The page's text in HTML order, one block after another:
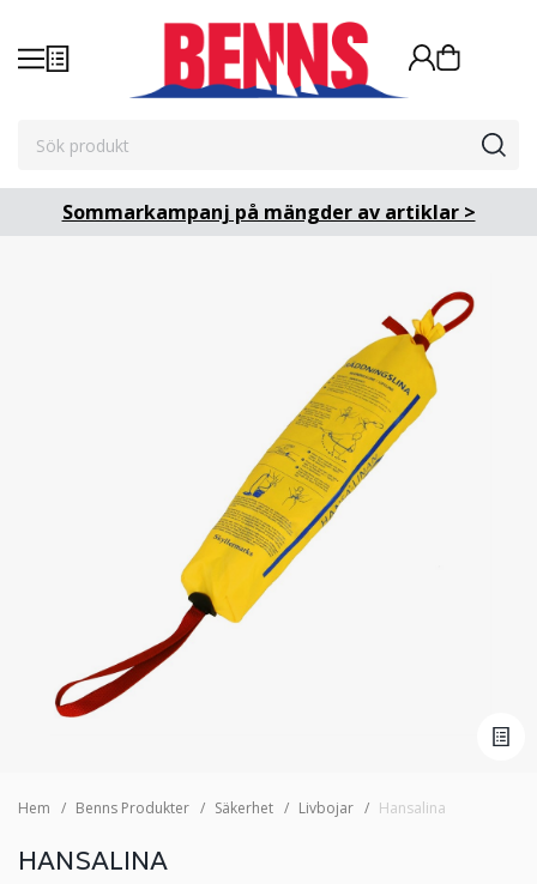
Sommarkampanj på mängder av artiklar >
Hem Benns Produkter Säkerhet Livbojar Hansalina
HANSALINA